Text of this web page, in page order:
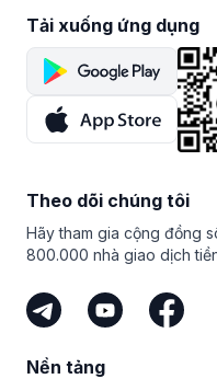
Tải xuống ứng dụng
Theo dõi chúng tôi
Hãy tham gia cộng đồng
800.000 nhà giao dịch
Nền tảng